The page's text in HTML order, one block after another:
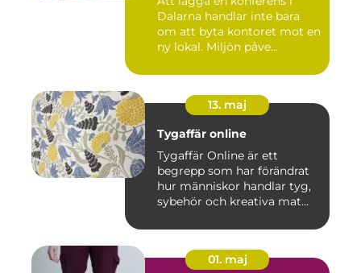
Dalarna handlar inte bara
om att byta kontoret mot en
ny lokal. Miljön påve...
13. maj
Tygaffär online
Tygaffär Online är ett
begrepp som har förändrat
hur människor handlar tyg,
sybehör och kreativa mat...
01. maj